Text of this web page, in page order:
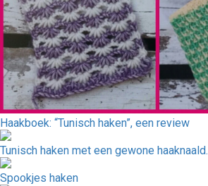
Haakboek: “Tunisch haken”, een review
Tunisch haken met een gewone haaknaald.
Spookjes haken